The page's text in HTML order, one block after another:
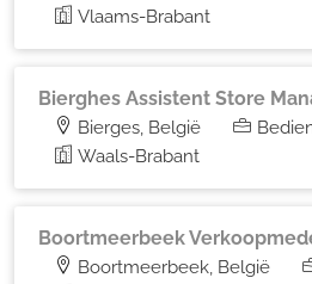
Vlaams-Brabant
Bierghes Assistent Store
Bierges, België
Waals-Brabant
Boortmeerbeek
Boortmeerbeek, België